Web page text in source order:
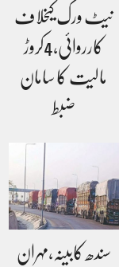
نیٹ ورک کیخلاف
کارروائی،4کروڑ
مالیت کا سامان
ضبط
سندھ کابینہ،مہران